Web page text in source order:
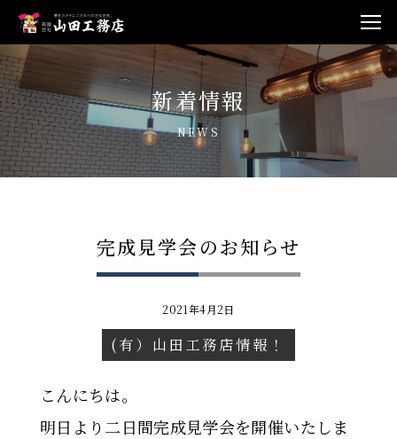
新着情報
NEWS
完成見学会のお知らせ
2021年4月2日
(有）山田工務店情報！
こんにちは。
明日より二日間完成見学会を開催いたしま